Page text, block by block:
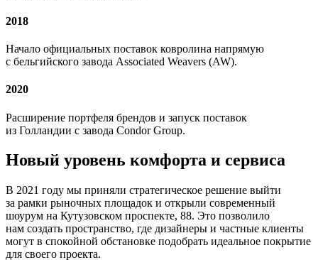
2018
Начало официальных поставок ковролина напрямую
с бельгийского завода Associated Weavers (AW).
2020
Расширение портфеля брендов и запуск поставок
из Голландии с завода Condor Group.
Новый уровень комфорта и сервиса
В 2021 году мы приняли стратегическое решение выйти
за рамки рыночных площадок и открыли современный
шоурум на Кутузовском проспекте, 88. Это позволило
нам создать пространство, где дизайнеры и частные клиенты
могут в спокойной обстановке подобрать идеальное покрытие
для своего проекта.